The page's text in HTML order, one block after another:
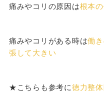
痛みやコリの原因は根本
痛みやコリがある時は働
張して大きい
★こちらも参考に徳力整